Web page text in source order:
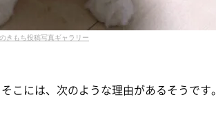
きもち投稿写真ギャラリー
こには、次のような理由があるそうです。